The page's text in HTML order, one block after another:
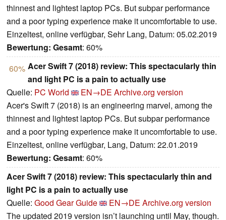
thinnest and lightest laptop PCs. But subpar performance
and a poor typing experience make it uncomfortable to use.
Einzeltest, online verfügbar, Sehr Lang, Datum: 05.02.2019
Bewertung: Gesamt: 60%
60% Acer Swift 7 (2018) review: This spectacularly thin
and light PC is a pain to actually use
Quelle: PC World EN→DE Archive.org version
Acer's Swift 7 (2018) is an engineering marvel, among the
thinnest and lightest laptop PCs. But subpar performance
and a poor typing experience make it uncomfortable to use.
Einzeltest, online verfügbar, Lang, Datum: 22.01.2019
Bewertung: Gesamt: 60%
Acer Swift 7 (2018) review: This spectacularly thin and
light PC is a pain to actually use
Quelle: Good Gear Guide EN→DE Archive.org version
The updated 2019 version isn’t launching until May, though.